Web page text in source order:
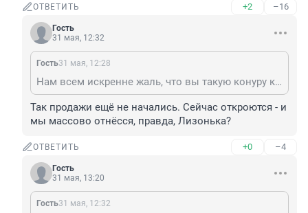
ОТВЕТИТЬ +2 –16
Гость
31 мая, 12:32
Гость31 мая, 12:28
Нам всем искренне жаль, что вы такую конуру купили!
Так продажи ещё не начались. Сейчас откроются - и
мы массово отнёсся, правда, Лизонька?
ОТВЕТИТЬ +0 –4
Гость
31 мая, 13:20
Гость31 мая, 12:32